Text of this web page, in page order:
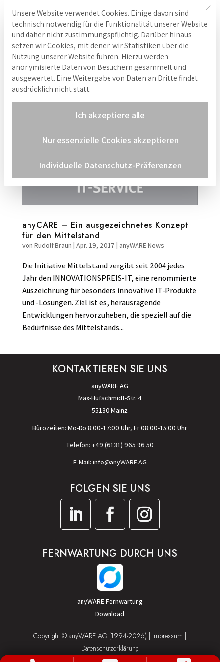
anyCARE – Ein ausgezeichnetes Konzept
für den Mittelstand
von Rudolf Braun Apr. 19, 2017 anyWARE News
Die Initiative Mittelstand vergibt seit 2004 jedes
Jahr den INNOVATIONSPREIS-IT, eine renommierte
Auszeichnung für besonders innovative IT-Produkte
und -Lösungen. Ziel ist es, herausragende
Entwicklungen hervorzuheben, die speziell auf die
Bedürfnisse des Mittelstands...
KONTAKTIEREN SIE UNS
anyWARE AG
Max-Hufschmidt-Str. 4
55130 Mainz
Bürozeiten: Mo-Do 8:00-17:00 Uhr, Fr 08:00-15:00 Uhr
Telefon: +49 (6131) 965 96 50
E-Mail: info@anyWARE.AG
FOLGEN SIE UNS
FERNWARTUNG DURCH UNS
anyWARE Fernwartung
Download
Copyright © anyWARE AG (1994-2026) | Impressum
Datenschutzerklärung
Mit
Hinweis zu Cookies
Unsere Website verwendet Cookies. Einige davon sind
technisch notwendig für die Funktionalität unserer Website
und daher nicht zustimmungspflichtig. Darüber hinaus
setzen wir Cookies, mit denen wir Statistiken über die
Nutzung unserer Website führen. Hierzu werden
anonymisierte Daten von Besuchern gesammelt und
ausgewertet. Eine Weitergabe von Daten an Dritte findet
ausdrücklich nicht statt.
Ich akzeptiere alle
Nur essenzielle Cookies akzeptieren
Individuelle Datenschutz-Präferenzen